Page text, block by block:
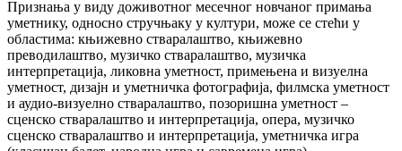
Признања у виду доживотног месечног новчаног примања
уметнику, односно стручњаку у култури, може се стећи у
областима: књижевно стваралаштво, књижевно
преводилаштво, музичко стваралаштво, музичка
интерпретација, ликовна уметност, примењена и визуелна
уметност, дизајн и уметничка фотографија, филмска уметност
и аудио-визуелно стваралаштво, позоришна уметност –
сценско стваралаштво и интерпретација, опера, музичко
сценско стваралаштво и интерпретација, уметничка игра